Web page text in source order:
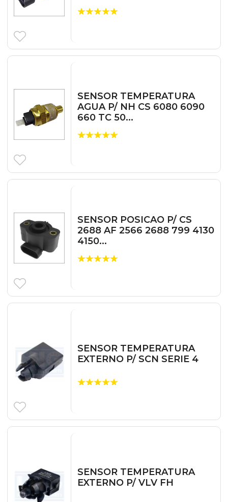
SENSOR TEMPERATURA
AGUA P/ NH CS 6080 6090
660 TC 50...
SENSOR POSICAO P/ CS
2688 AF 2566 2688 799 4130
4150...
SENSOR TEMPERATURA
EXTERNO P/ SCN SERIE 4
SENSOR TEMPERATURA
EXTERNO P/ VLV FH